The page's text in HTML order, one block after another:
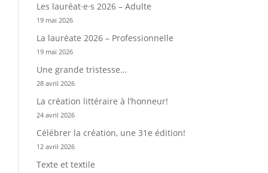
Les lauréat·e·s 2026 – Adulte
19 mai 2026
La lauréate 2026 – Professionnelle
19 mai 2026
Une grande tristesse…
28 avril 2026
La création littéraire à l’honneur!
24 avril 2026
Célébrer la création, une 31e édition!
12 avril 2026
Texte et textile